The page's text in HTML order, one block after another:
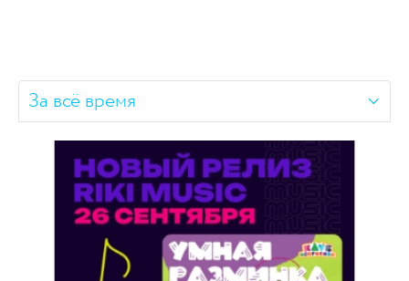
За всё время